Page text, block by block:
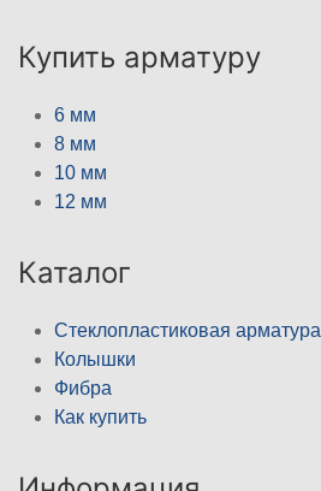
Купить арматуру
6 мм
8 мм
10 мм
12 мм
Каталог
Стеклопластиковая арматура
Колышки
Фибра
Как купить